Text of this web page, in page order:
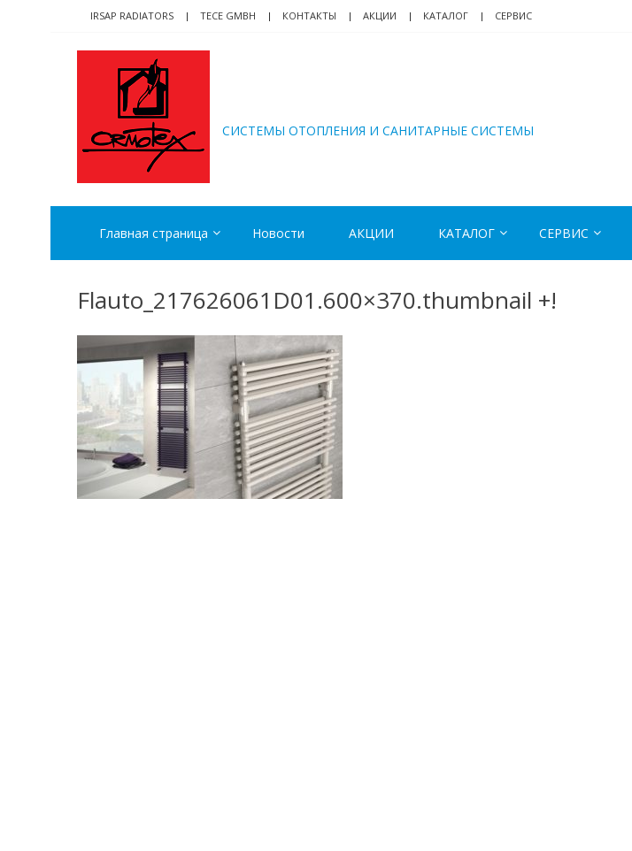
navigation
content
IRSAP RADIATORS TECE GMBH КОНТАКТЫ АКЦИИ КАТАЛОГ СЕРВИС
CИСТЕМЫ ОТОПЛЕНИЯ И САНИТАРНЫЕ СИСТЕМЫ
Главная страница Новости АКЦИИ КАТАЛОГ СЕРВИС
Flauto_217626061D01.600×370.thumbnail +!